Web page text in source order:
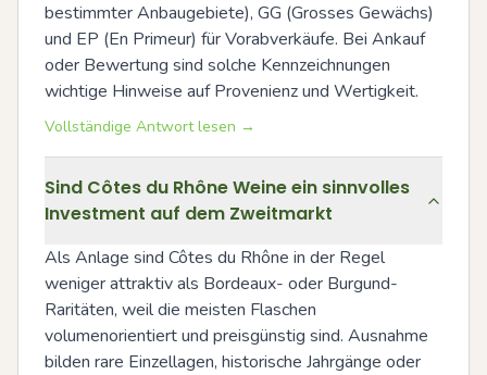
bestimmter Anbaugebiete), GG (Grosses Gewächs)
und EP (En Primeur) für Vorabverkäufe. Bei Ankauf
oder Bewertung sind solche Kennzeichnungen
wichtige Hinweise auf Provenienz und Wertigkeit.
Vollständige Antwort lesen →
Sind Côtes du Rhône Weine ein sinnvolles
Investment auf dem Zweitmarkt
Als Anlage sind Côtes du Rhône in der Regel
weniger attraktiv als Bordeaux- oder Burgund-
Raritäten, weil die meisten Flaschen
volumenorientiert und preisgünstig sind. Ausnahme
bilden rare Einzellagen, historische Jahrgänge oder